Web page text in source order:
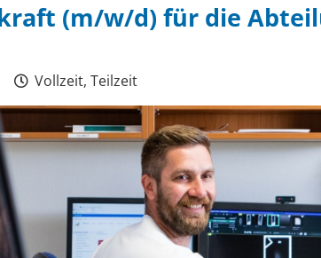
(m/w/d) für die
Vollzeit, Teilzeit